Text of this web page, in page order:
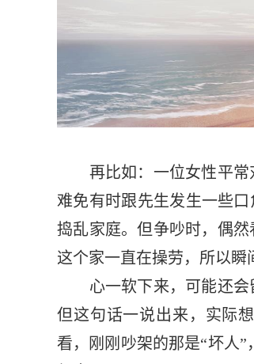
再比如：一位女性平常
难免有时跟先生发生一些
捣乱家庭。但争吵时，偶
这个家一直在操劳，所以瞬
心一软下来，可能还会留
但这句话一说出来，实际
看，刚刚吵架的那是“坏人